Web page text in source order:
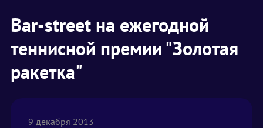
Bar-street на ежегодной
теннисной премии "Золотая
ракетка"
9 декабря 2013